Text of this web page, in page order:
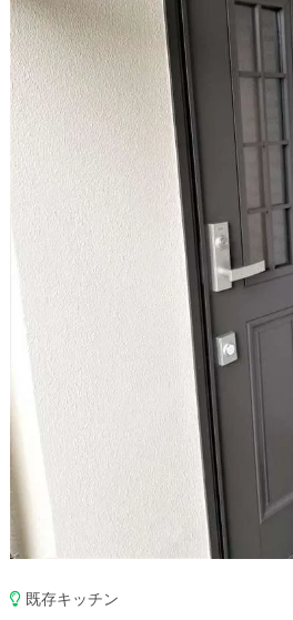
既存キッチン